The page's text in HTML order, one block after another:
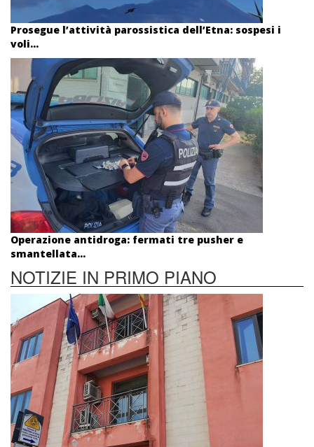
Prosegue l’attività parossistica dell’Etna: sospesi i
voli...
Operazione antidroga: fermati tre pusher e
smantellata...
NOTIZIE IN PRIMO PIANO